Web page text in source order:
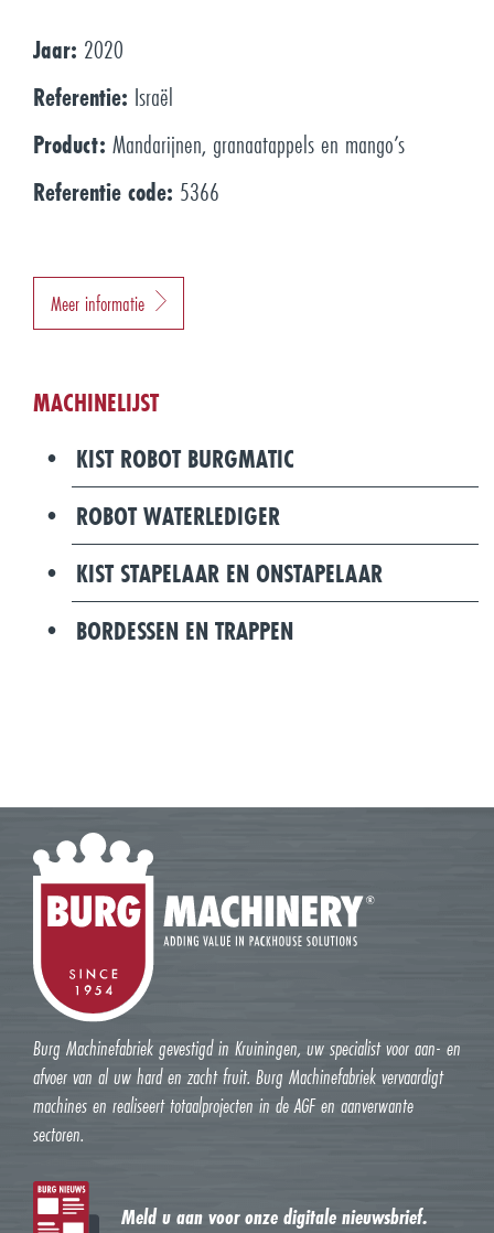
Jaar: 2020
Referentie: Israël
Product: Mandarijnen, granaatappels en mango’s
Referentie code: 5366
Meer informatie
MACHINELIJST
KIST ROBOT BURGMATIC
ROBOT WATERLEDIGER
KIST STAPELAAR EN ONSTAPELAAR
BORDESSEN EN TRAPPEN
Burg Machinefabriek gevestigd in Kruiningen, uw specialist voor aan- en
afvoer van al uw hard en zacht fruit. Burg Machinefabriek vervaardigt
machines en realiseert totaalprojecten in de AGF en aanverwante
sectoren.
Meld u aan voor onze digitale nieuwsbrief.